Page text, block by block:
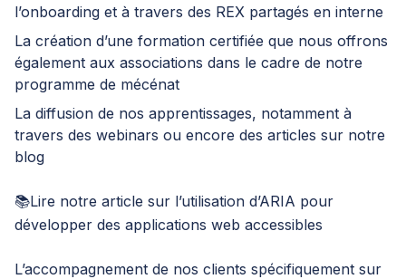
l’onboarding et à travers des REX partagés en interne
La création d’une formation certifiée que nous offrons
également aux associations dans le cadre de notre
programme de mécénat
La diffusion de nos apprentissages, notamment à
travers des webinars ou encore des articles sur notre
blog
📚Lire notre article sur l’utilisation d’ARIA pour
développer des applications web accessibles
L’accompagnement de nos clients spécifiquement sur